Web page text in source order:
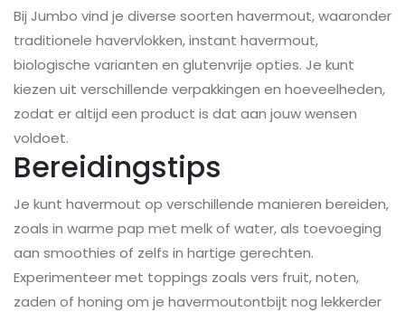
Bij Jumbo vind je diverse soorten havermout, waaronder
traditionele havervlokken, instant havermout,
biologische varianten en glutenvrije opties. Je kunt
kiezen uit verschillende verpakkingen en hoeveelheden,
zodat er altijd een product is dat aan jouw wensen
voldoet.
Bereidingstips
Je kunt havermout op verschillende manieren bereiden,
zoals in warme pap met melk of water, als toevoeging
aan smoothies of zelfs in hartige gerechten.
Experimenteer met toppings zoals vers fruit, noten,
zaden of honing om je havermoutontbijt nog lekkerder